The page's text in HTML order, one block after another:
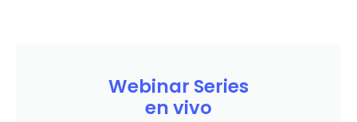
Webinar Series
en vivo